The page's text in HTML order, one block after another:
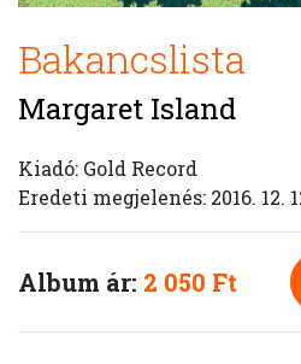
Bakancslista
Margaret Island
Kiadó: Gold Record
Eredeti megjelenés: 2016. 12.
Album ár: 2 050 Ft